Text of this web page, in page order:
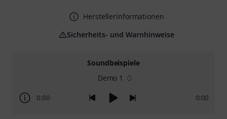
Soundbeispiele
Demo 1
0:00 0:00
Herstellerinformationen
Sicherheits- und Warnhinweise